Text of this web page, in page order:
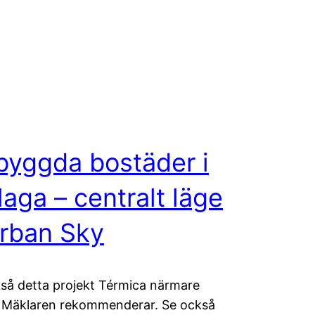
bostäder i
– centralt läge
Sky
detta projekt Térmica närmare
rekommenderar. Se också